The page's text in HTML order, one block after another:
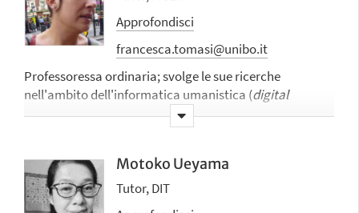
Approfondisci
francesca.tomasi@unibo.it
Professoressa ordinaria;svolge le sue ricerche
nell'ambito dell'informatica umanistica (digital
humanities) con un'attenzione speciale alla
modellazione di testi e documenti nel solco dei sistemi
archivi digitali
Motoko Ueyama
Tutor, DIT